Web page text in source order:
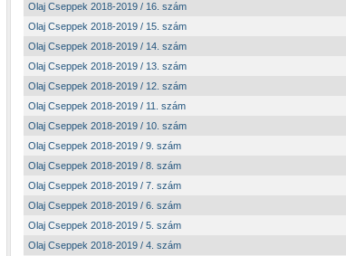
Olaj Cseppek 2018-2019 / 16. szám
Olaj Cseppek 2018-2019 / 15. szám
Olaj Cseppek 2018-2019 / 14. szám
Olaj Cseppek 2018-2019 / 13. szám
Olaj Cseppek 2018-2019 / 12. szám
Olaj Cseppek 2018-2019 / 11. szám
Olaj Cseppek 2018-2019 / 10. szám
Olaj Cseppek 2018-2019 / 9. szám
Olaj Cseppek 2018-2019 / 8. szám
Olaj Cseppek 2018-2019 / 7. szám
Olaj Cseppek 2018-2019 / 6. szám
Olaj Cseppek 2018-2019 / 5. szám
Olaj Cseppek 2018-2019 / 4. szám